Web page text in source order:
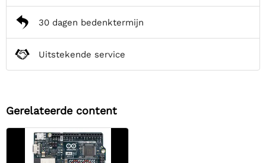
30 dagen bedenktermijn
Uitstekende service
Gerelateerde content